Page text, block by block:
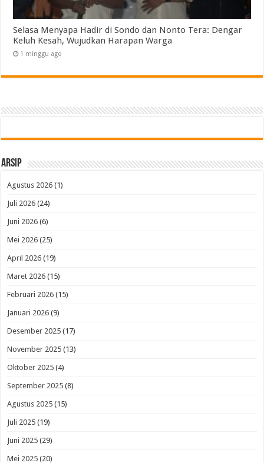
Selasa Menyapa Hadir di Sondo dan Nonto Tera: Dengar
Keluh Kesah, Wujudkan Harapan Warga
1 minggu ago
Arsip
Agustus 2026 (1)
Juli 2026 (24)
Juni 2026 (6)
Mei 2026 (25)
April 2026 (19)
Maret 2026 (15)
Februari 2026 (15)
Januari 2026 (9)
Desember 2025 (17)
November 2025 (13)
Oktober 2025 (4)
September 2025 (8)
Agustus 2025 (15)
Juli 2025 (19)
Juni 2025 (29)
Mei 2025 (20)